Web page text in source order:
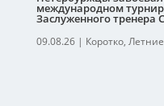
международном
Заслуженного
09.08.26| Коротко,